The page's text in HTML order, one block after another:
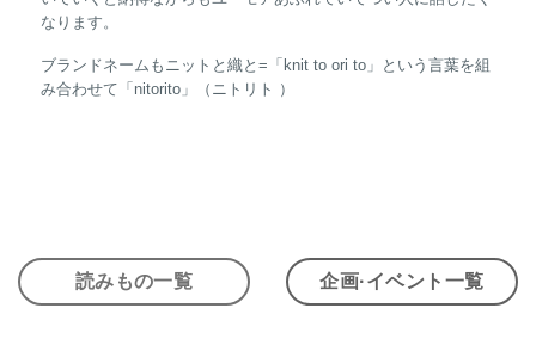
なります。
ブランドネームもニットと織と=「knit to ori to」という言葉を組
み合わせて「nitorito」（ニトリト ）
読みもの一覧 企画·イベント一覧